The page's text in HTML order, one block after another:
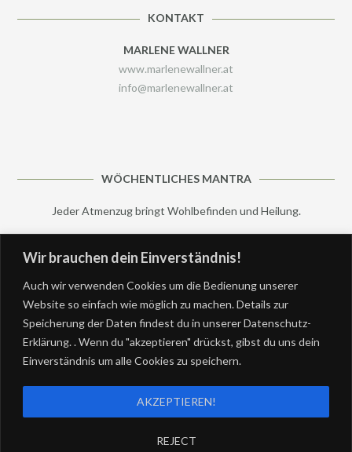
Wir brauchen dein Einverständnis!
Auch wir verwenden Cookies um die Bedienung unserer
Website so einfach wie möglich zu machen. Details zur
Speicherung der Daten findest du in unserer Datenschutz-
Erklärung. . Wenn du "akzeptieren" drückst, gibst du uns dein
Einverständnis um alle Cookies zu speichern.
REJECT
AKZEPTIEREN!
KONTAKT
MARLENE WALLNER
www.marlenewallner.at
info@marlenewallner.at
WÖCHENTLICHES MANTRA
Jeder Atmenzug bringt Wohlbefinden und Heilung.
IMPRESSUM
Theme by Out the Box